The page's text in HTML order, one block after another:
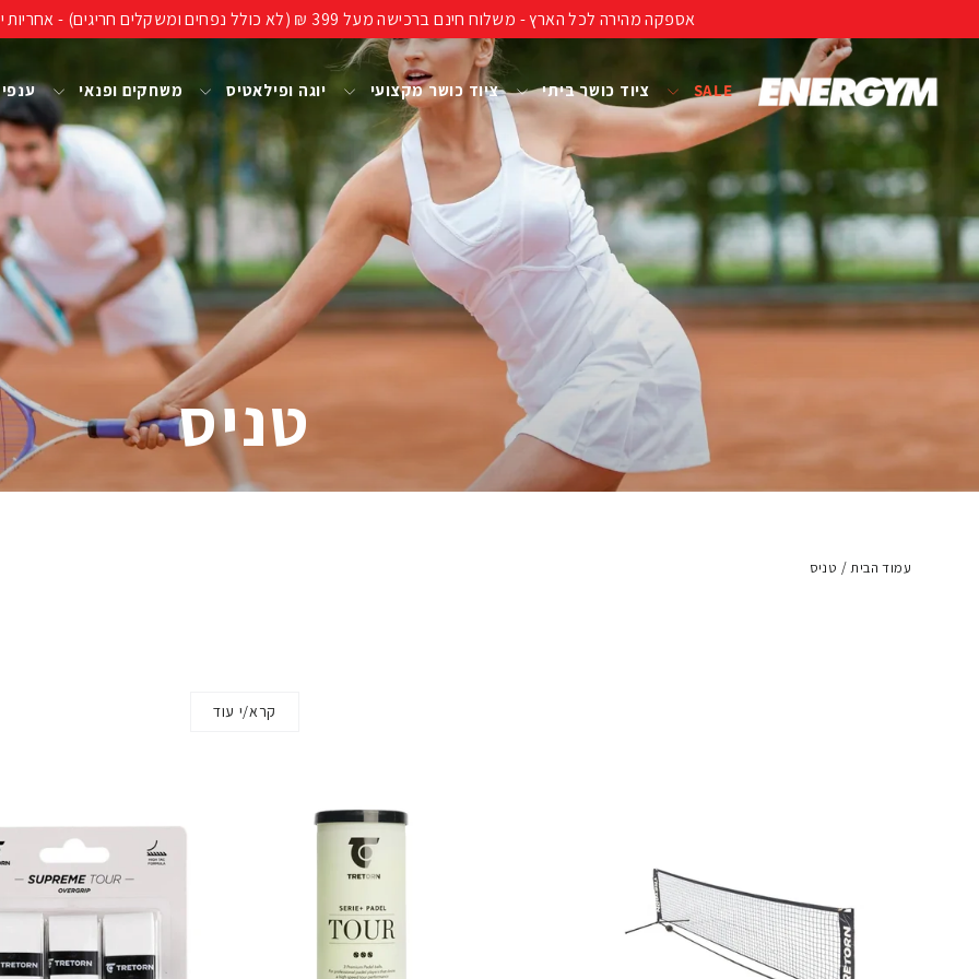
קריאה
אספקה מהירה לכל הארץ - משלוח חינם ברכישה מעל 399 ₪ (לא כולל נפחים ומשקלים חריגים) - אחריות יבואן רשמי, מעל 40 שנות ניסיון!
SALE ציוד כושר ביתי ציוד כושר מקצועי יוגה ופילאטיס משחקים ופנאי
טניס
עמוד הבית / טניס
קרא/י עוד